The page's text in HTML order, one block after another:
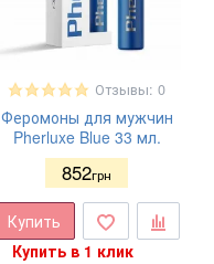
Отзывы: 0
Феромоны для мужчин
Pherluxe Blue 33 мл.
852грн
Купить
Купить в 1 клик